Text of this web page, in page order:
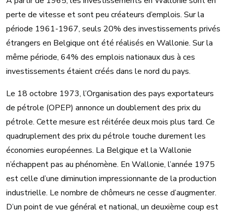
perte de vitesse et sont peu créateurs d’emplois. Sur la
période 1961-1967, seuls 20% des investissements privés
étrangers en Belgique ont été réalisés en Wallonie. Sur la
même période, 64% des emplois nationaux dus à ces
investissements étaient créés dans le nord du pays.
Le 18 octobre 1973, l’Organisation des pays exportateurs
de pétrole (OPEP) annonce un doublement des prix du
pétrole. Cette mesure est réitérée deux mois plus tard. Ce
quadruplement des prix du pétrole touche durement les
économies européennes. La Belgique et la Wallonie
n’échappent pas au phénomène. En Wallonie, l’année 1975
est celle d’une diminution impressionnante de la production
industrielle. Le nombre de chômeurs ne cesse d’augmenter.
D’un point de vue général et national, un deuxième coup est